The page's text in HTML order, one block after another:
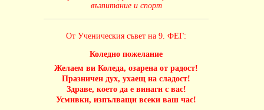
възпитание и спорт
От Ученическия съвет на 9. ФЕГ:
Коледно пожелание
Желаем ви Коледа, озарена от радост!
Празничен дух, ухаещ на сладост!
Здраве, което да е винаги с вас!
Усмивки, изпълващи всеки ваш час!